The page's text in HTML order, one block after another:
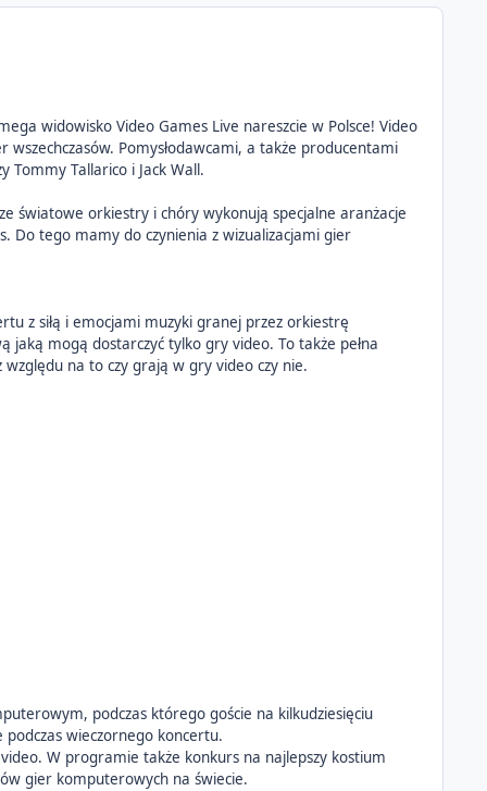
widowisko Video Games Live nareszcie w Polsce! Video
Pomysłodawcami, a także producentami
Tallarico i Jack Wall.
światowe orkiestry i chóry wykonują specjalne aranżacje
Do tego mamy do czynienia z wizualizacjami gier
z siłą i emocjami muzyki granej przez orkiestrę
jaką mogą dostarczyć tylko gry video. To także pełna
na to czy grają w gry video czy nie.
podczas którego goście na kilkudziesięciu
podczas wieczornego koncertu.
W programie także konkurs na najlepszy kostium
gier komputerowych na świecie.